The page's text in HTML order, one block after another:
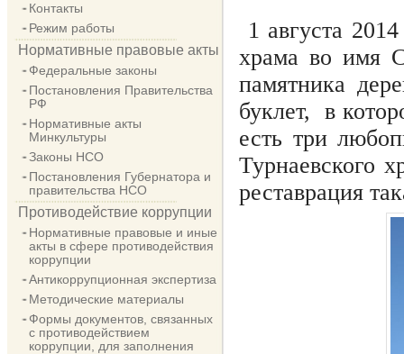
Контакты
Режим работы
Нормативные правовые акты
Федеральные законы
Постановления Правительства
РФ
Нормативные акты
Минкультуры
Законы НСО
Постановления Губернатора и
правительства НСО
Противодействие коррупции
Нормативные правовые и иные
акты в сфере противодействия
коррупции
Антикоррупционная экспертиза
Методические материалы
Формы документов, связанных
с противодействием
коррупции, для заполнения
1 августа
храма во имя
памятника
буклет, в
есть три
Турнаевского
реставрация